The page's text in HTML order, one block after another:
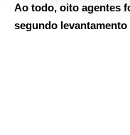
Ao todo, oito agentes
segundo